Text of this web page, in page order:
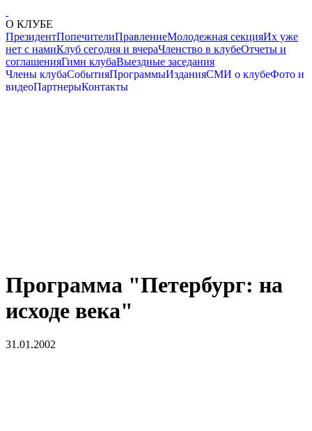
О КЛУБЕ
ПрезидентПопечителиПравлениеМолодежная секцияИх уже
нет с намиКлуб сегодня и вчераЧленство в клубеОтчеты и
соглашенияГимн клубаВыездные заседания
Члены клубаСобытияПрограммыИзданияСМИ о клубеФото и
видеоПартнерыКонтакты
Программа "Петербург: на
исходе века"
31.01.2002